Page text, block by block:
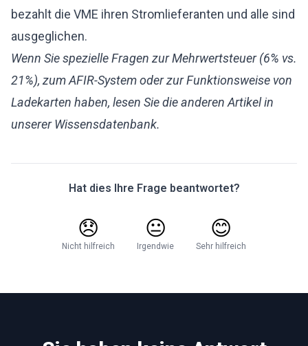
bezahlt die VME ihren Stromlieferanten und alle sind
ausgeglichen.
Wenn Sie spezielle Fragen zur Mehrwertsteuer (6% vs.
21%), zum AFIR-System oder zur Funktionsweise von
Ladekarten haben, lesen Sie die anderen Artikel in
unserer Wissensdatenbank.
Hat dies Ihre Frage beantwortet?
😞
Nicht hilfreich
😐
Irgendwie
😊
Sehr hilfreich